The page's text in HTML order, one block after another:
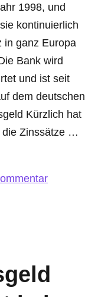
1998, und
kontinuierlich
in ganz Europa
Bank wird
und ist seit
dem deutschen
Kürzlich hat
die Zinssätze …